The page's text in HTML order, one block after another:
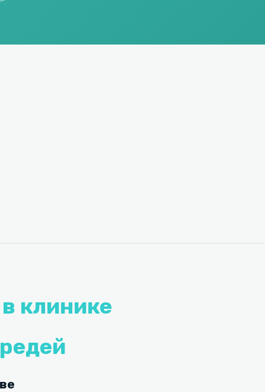
клинике